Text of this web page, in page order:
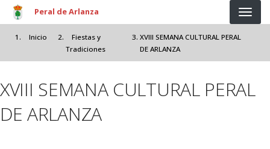
Pasar al contenido principal
Peral de Arlanza
Inicio
Fiestas y
Tradiciones
XVIII SEMANA CULTURAL PERAL
DE ARLANZA
XVIII SEMANA CULTURAL PERAL
DE ARLANZA